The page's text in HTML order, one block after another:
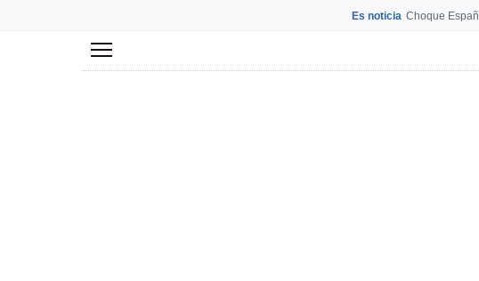
Es noticia Choque
Menú